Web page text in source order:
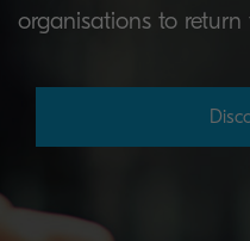
organisations to